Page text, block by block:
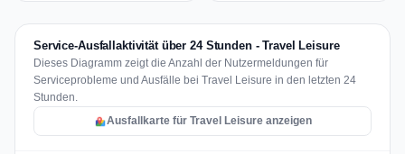
Service-Ausfallaktivität über 24 Stunden - Travel Leisure
Dieses Diagramm zeigt die Anzahl der Nutzermeldungen für
Serviceprobleme und Ausfälle bei Travel Leisure in den letzten 24
Stunden.
Ausfallkarte für Travel Leisure anzeigen